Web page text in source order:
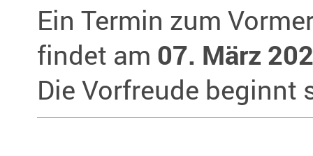
Ein Termin zum
findet am 07. März
Die Vorfreude beginnt